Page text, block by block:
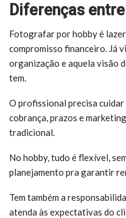
Diferenças
Fotografar por hobby é
compromisso financeiro. Já
organização e aquela visão
tem.
O profissional precisa
cobrança, prazos e
tradicional.
No hobby, tudo é flexível,
planejamento pra garantir
Tem também a
atenda às expectativas do